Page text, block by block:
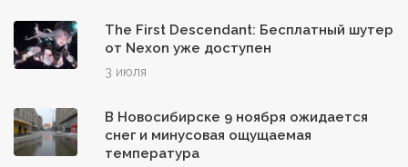
The First Descendant: Бесплатный шутер
от Nexon уже доступен
3 июля
В Новосибирске 9 ноября ожидается
снег и минусовая ощущаемая
температура